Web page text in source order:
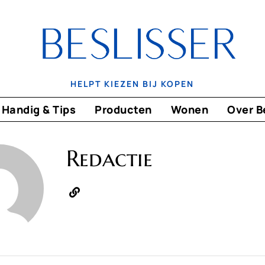
HELPT KIEZEN BIJ KOPEN
Handig & Tips Producten Wonen Over
Redactie